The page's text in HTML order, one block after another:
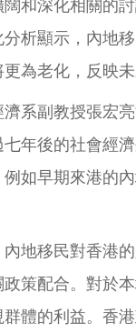
和深化相關的
析顯示，內地
為老化，反映
系副教授張宏
年後的社會經
如早期來港的
地移民對香港
策配合。對於
體的利益。香